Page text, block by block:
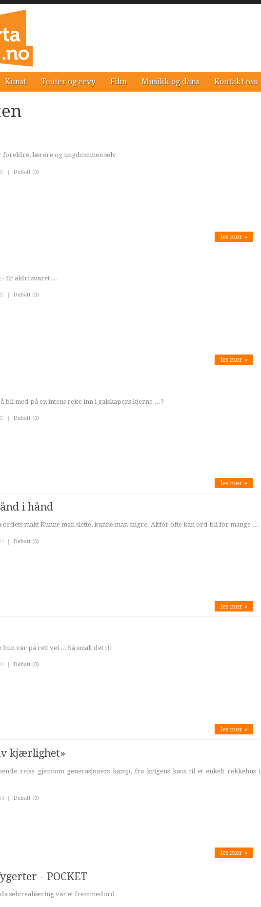
Kunst Teater og revy Film Musikk og dans Kontakt oss
foreldre, lærere og ungdommen selv
| Debatt (0)
les mer »
- Er aldri svaret ...
Debatt (0)
les mer »
bli med på en intens reise inn i galskapens kjerne …?
| Debatt (0)
les mer »
i hånd
ordets makt Kunne man slette, kunne man angre. Altfor ofte kan ord bli for mange …
| Debatt (0)
les mer »
var på rett vei ... Så smalt det !!!
Debatt (0)
les mer »
kjærlighet»
reise gjennom generasjoners kamp, fra krigens kaos til et enkelt rekkehus i
| Debatt (0)
les mer »
- POCKET
selvrealisering var et fremmedord …